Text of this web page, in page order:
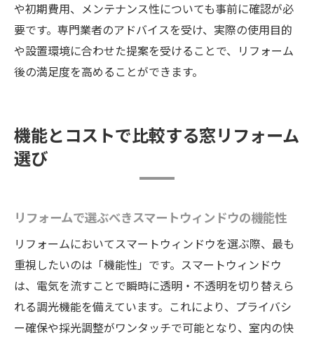
や初期費用、メンテナンス性についても事前に確認が必
要です。専門業者のアドバイスを受け、実際の使用目的
や設置環境に合わせた提案を受けることで、リフォーム
後の満足度を高めることができます。
機能とコストで比較する窓リフォーム
選び
リフォームで選ぶべきスマートウィンドウの機能性
リフォームにおいてスマートウィンドウを選ぶ際、最も
重視したいのは「機能性」です。スマートウィンドウ
は、電気を流すことで瞬時に透明・不透明を切り替えら
れる調光機能を備えています。これにより、プライバシ
ー確保や採光調整がワンタッチで可能となり、室内の快